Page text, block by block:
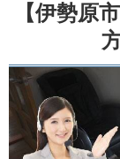
【伊勢原